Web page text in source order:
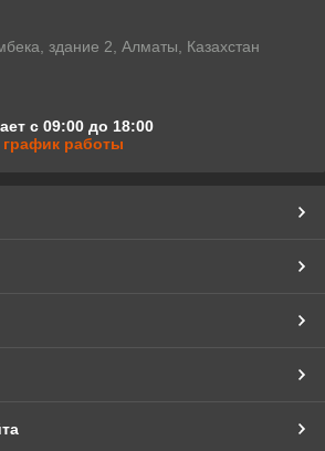
здание 2, Алматы, Казахстан
с 09:00 до 18:00
график работы